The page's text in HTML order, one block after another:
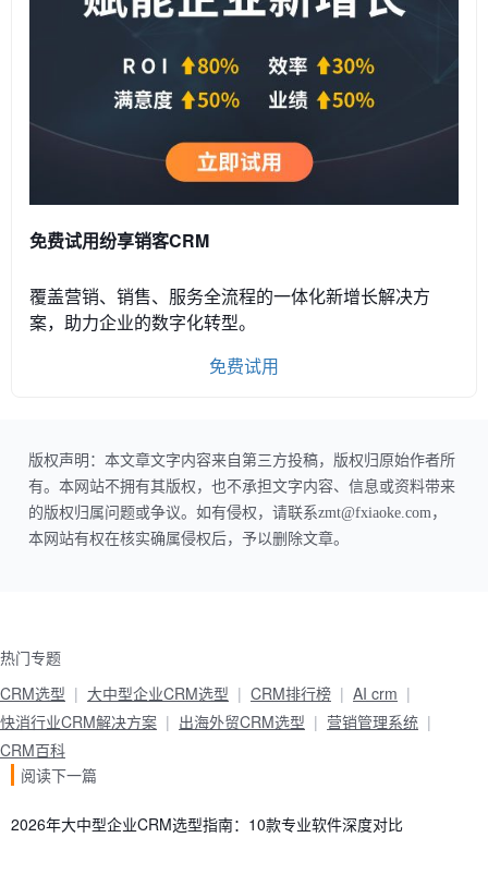
免费试用纷享销客CRM
覆盖营销、销售、服务全流程的一体化新增长解决方
案，助力企业的数字化转型。
免费试用
版权声明：本文章文字内容来自第三方投稿，版权归原始作者所
有。本网站不拥有其版权，也不承担文字内容、信息或资料带来
的版权归属问题或争议。如有侵权，请联系zmt@fxiaoke.com，
本网站有权在核实确属侵权后，予以删除文章。
热门专题
CRM选型
大中型企业CRM选型 CRM排行榜
AI crm
快消行业CRM解决方案
出海外贸CRM选型
营销管理系统
CRM百科
阅读下一篇
2026年大中型企业CRM选型指南：10款专业软件深度对比